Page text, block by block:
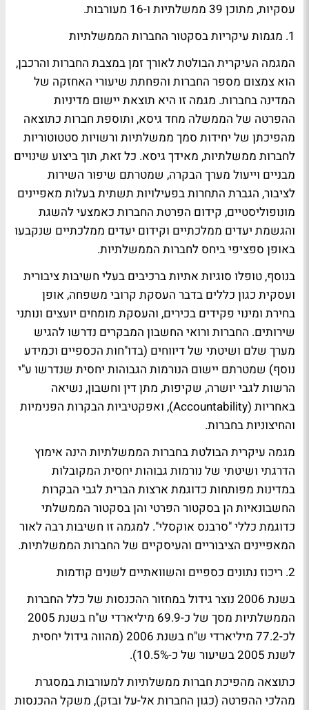
עסקיות, מתוכן 39 ממשלתיות ו-16 מעורבות.
1. מגמות עיקריות בסקטור החברות הממשלתיות
המגמה העיקרית הבולטת לאורך זמן במצבת החברות והרכבן,
הוא צמצום מספר החברות והפחתת שיעורי האחזקה של
המדינה בחברות. מגמה זו היא תוצאת יישום מדיניות
ההפרטה של הממשלה מחד גיסא, ותוספת חברות כתוצאה
מהפיכתן של יחידות סמך ממשלתיות ורשויות סטטוטוריות
לחברות ממשלתיות, מאידך גיסא. כל זאת, תוך ביצוע שינויים
מבניים וייעול מערך הבקרה, שמטרתם שיפור השירות
לציבור, הגברת התחרות בפעילויות תשתית בעלות מאפיינים
מונופוליסטיים, קידום הפרטת החברות כאמצעי להשגת
והגשמת יעדים ממלכתיים וקידום יעדים ממלכתיים שנקבעו
באופן ספציפי ביחס לחברות הממשלתיות.
בנוסף, טופלו סוגיות אתיות ברכיבים בעלי חשיבות ציבורית
ועסקית כגון כללים בדבר העסקת קרובי משפחה, אופן
בחירת ומינוי פקידים בכירים, והעסקת מומחים יועצים ונותני
שירותים. החברות ורואי החשבון המבקרים נדרשו להגיש
מערך שלם ושיטתי של דיווחים (בדו"חות הכספיים וכמידע
נוסף) שמטרתם יישום הנורמות הגבוהות יחסית שנדרשו ע"י
הרשות לגבי יושרה, שקיפות, מתן דין וחשבון, נשיאה
באחריות (Accountability), ואפקטיביות הבקרות הפנימיות
והחיצוניות בחברות.
מגמה עיקרית הבולטת בחברות הממשלתיות הינה אימוץ
הדרגתי ושיטתי של נורמות גבוהות יחסית המקובלות
במדינות מפותחות כדוגמת ארצות הברית לגבי הבקרות
החשבונאיות הן בסקטור הפרטי והן בסקטור הממשלתי
כדוגמת כללי "סרבנס אוקסלי". למגמה זו חשיבות רבה לאור
המאפיינים הציבוריים והעיסקיים של החברות הממשלתיות.
2. ריכוז נתונים כספיים והשוואתיים לשנים קודמות
בשנת 2006 נוצר גידול במחזור ההכנסות של כלל החברות
הממשלתיות מסך של כ-69.9 מיליארדי ש"ח בשנת 2005
לכ-77.2 מיליארדי ש"ח בשנת 2006 (מהווה גידול יחסית
לשנת 2005 בשיעור של כ-10.5%).
כתוצאה מהפיכת חברות ממשלתיות למעורבות במסגרת
מהלכי ההפרטה (כגון החברות אל-על ובזק), משקל ההכנסות